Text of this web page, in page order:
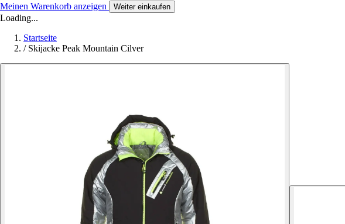
Meinen Warenkorb anzeigen Weiter einkaufen
Loading...
Startseite
/ Skijacke Peak Mountain Cilver